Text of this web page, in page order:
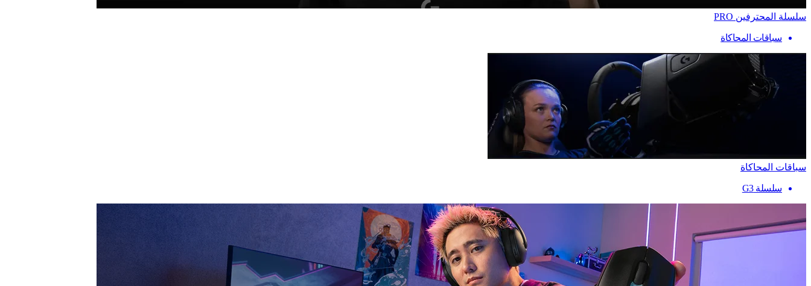
سلسلة المحترفين PRO
سباقات المحاكاة
سباقات المحاكاة
سلسلة G3